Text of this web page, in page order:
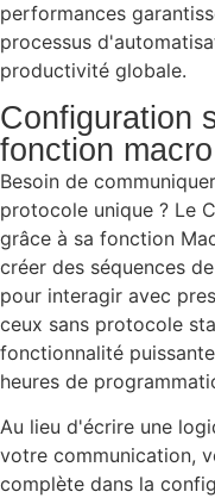
performances
processus
productivité globale.
Configuration
fonction
Besoin de
protocole unique ? Le
grâce à sa fonction
créer des séquences
pour interagir avec
ceux sans protocole
fonctionnalité
heures de
Au lieu d'écrire une
votre communication,
complète dans la